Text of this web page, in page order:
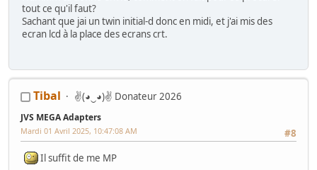
tout ce qu'il faut?
Sachant que jai un twin initial-d donc en midi, et j'ai mis des
ecran lcd à la place des ecrans crt.
Tibal ✌(◕‿◕)✌ Donateur 2026
JVS MEGA Adapters
#8
Mardi 01 Avril 2025, 10:47:08 AM
Il suffit de me MP